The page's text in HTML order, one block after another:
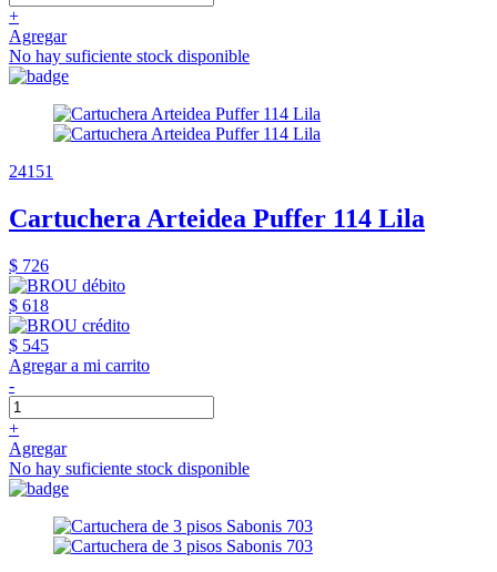
+
Agregar
No hay suficiente stock disponible
24151
Cartuchera Arteidea Puffer 114 Lila
$ 726
$ 618
$ 545
Agregar a mi carrito
-
+
Agregar
No hay suficiente stock disponible